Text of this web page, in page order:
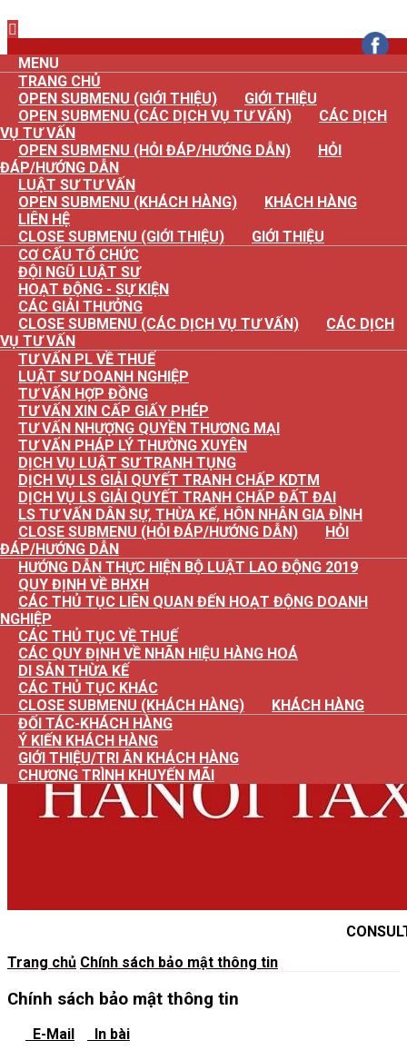
MENU
TRANG CHỦ
OPEN SUBMENU (GIỚI THIỆU)
GIỚI THIỆU
OPEN SUBMENU (CÁC DỊCH VỤ TƯ VẤN)
CÁC DỊCH
VỤ TƯ VẤN
OPEN SUBMENU (HỎI ĐÁP/HƯỚNG DẪN)
HỎI
ĐÁP/HƯỚNG DẪN
LUẬT SƯ TƯ VẤN
OPEN SUBMENU (KHÁCH HÀNG)
KHÁCH HÀNG
LIÊN HỆ
CLOSE SUBMENU (GIỚI THIỆU)
GIỚI THIỆU
CƠ CẤU TỔ CHỨC
ĐỘI NGŨ LUẬT SƯ
HOẠT ĐỘNG - SỰ KIỆN
CÁC GIẢI THƯỞNG
CLOSE SUBMENU (CÁC DỊCH VỤ TƯ VẤN)
CÁC DỊCH
VỤ TƯ VẤN
TƯ VẤN PL VỀ THUẾ
LUẬT SƯ DOANH NGHIỆP
TƯ VẤN HỢP ĐỒNG
TƯ VẤN XIN CẤP GIẤY PHÉP
TƯ VẤN NHƯỢNG QUYỀN THƯƠNG MẠI
TƯ VẤN PHÁP LÝ THƯỜNG XUYÊN
DỊCH VỤ LUẬT SƯ TRANH TỤNG
DỊCH VỤ LS GIẢI QUYẾT TRANH CHẤP KDTM
DỊCH VỤ LS GIẢI QUYẾT TRANH CHẤP ĐẤT ĐAI
LS TƯ VẤN DÂN SỰ, THỪA KẾ, HÔN NHÂN GIA ĐÌNH
CLOSE SUBMENU (HỎI ĐÁP/HƯỚNG DẪN)
HỎI
ĐÁP/HƯỚNG DẪN
HƯỚNG DẪN THỰC HIỆN BỘ LUẬT LAO ĐỘNG 2019
QUY ĐỊNH VỀ BHXH
CÁC THỦ TỤC LIÊN QUAN ĐẾN HOẠT ĐỘNG DOANH
NGHIỆP
CÁC THỦ TỤC VỀ THUẾ
CÁC QUY ĐỊNH VỀ NHÃN HIỆU HÀNG HOÁ
DI SẢN THỪA KẾ
CÁC THỦ TỤC KHÁC
CLOSE SUBMENU (KHÁCH HÀNG)
KHÁCH HÀNG
ĐỐI TÁC-KHÁCH HÀNG
Ý KIẾN KHÁCH HÀNG
GIỚI THIỆU/TRI ÂN KHÁCH HÀNG
CHƯƠNG TRÌNH KHUYẾN MÃI
Trang chủ Chính sách bảo mật thông tin
Chính sách bảo mật thông tin
E-Mail In bài